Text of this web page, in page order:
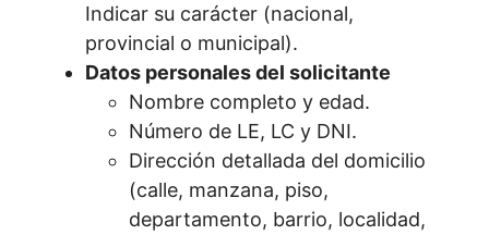
Indicar su carácter (nacional,
provincial o municipal).
Datos personales del solicitante
Nombre completo y edad.
Número de LE, LC y DNI.
Dirección detallada del domicilio
(calle, manzana, piso,
departamento, barrio, localidad,